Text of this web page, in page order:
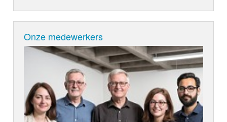
Onze medewerkers